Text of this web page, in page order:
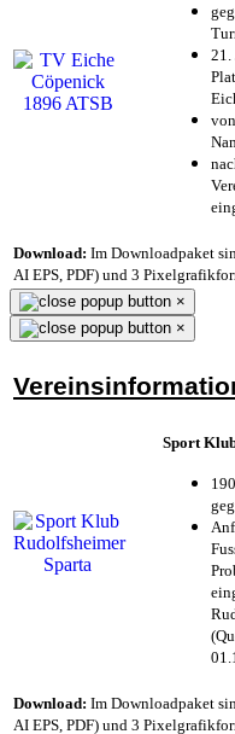
21.
Download: Im Downloadpaket
AI EPS, PDF) und 3
×
×
Sport
Download: Im Downloadpaket
AI EPS, PDF) und 3